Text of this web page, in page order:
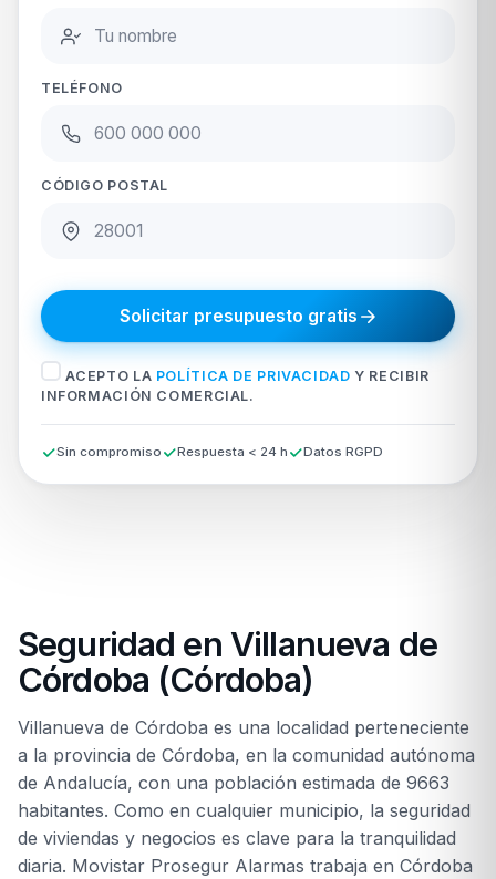
TELÉFONO
CÓDIGO POSTAL
Solicitar presupuesto gratis
ACEPTO LA POLÍTICA DE PRIVACIDAD Y RECIBIR
INFORMACIÓN COMERCIAL.
Sin compromiso Respuesta < 24 h Datos RGPD
Seguridad en Villanueva de
Córdoba (Córdoba)
Villanueva de Córdoba es una localidad perteneciente
a la provincia de Córdoba, en la comunidad autónoma
de Andalucía, con una población estimada de 9663
habitantes. Como en cualquier municipio, la seguridad
de viviendas y negocios es clave para la tranquilidad
diaria. Movistar Prosegur Alarmas trabaja en Córdoba